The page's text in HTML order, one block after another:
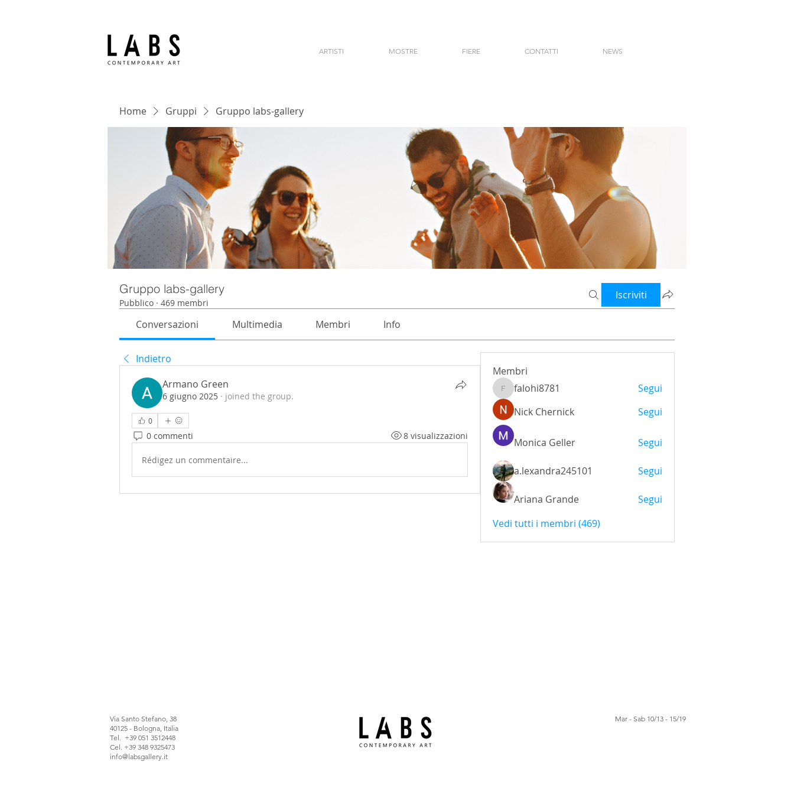
ARTISTI MOSTRE FIERE CONTATTI NEWS
Home Gruppi Gruppo labs-gallery
Gruppo labs-gallery
Pubblico · 469 membri
Iscriviti
Conversazioni Multimedia Membri Info
Indietro
Armano Green
6 giugno 2025 · joined the group.
0
0 commenti 8 visualizzazioni
Rédigez un commentaire...
Membri
falohi8781
falohi8781
Segui
Nick Chernick
Segui
Monica Geller Segui
a.lexandra245101 Segui
Ariana Grande
Segui
Vedi tutti i membri (469)
Via Santo Stefano, 38
40125 - Bologna, Italia
Tel. +39 051 3512448
Cel. +39 348 9325473
info@labsgallery.it
Mar - Sab 10/13 - 15/19